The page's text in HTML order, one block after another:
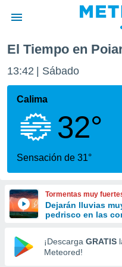
de
por
que se
calidad.
a este
las
y
forma
digital
basada
El Tiempo en
13:42 Sábado
Calima
32°
Sensación de 31°
Tormentas muy
Dejarán lluvias
pedrisco en las
¡Descarga GRATIS
Meteored!